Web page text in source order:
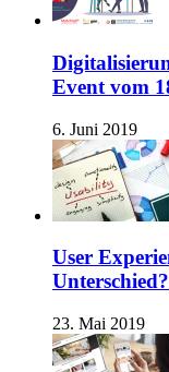
Event vom
6. Juni 2019
User
Unterschied?
23. Mai 2019